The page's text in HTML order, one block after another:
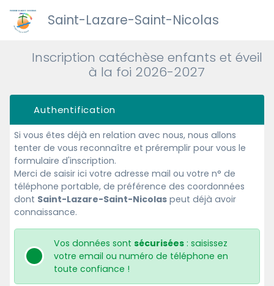
Saint-Lazare-Saint-Nicolas
Inscription catéchèse enfants et éveil
à la foi 2026-2027
Authentification
Si vous êtes déjà en relation avec nous, nous allons
tenter de vous reconnaître et préremplir pour vous le
formulaire d'inscription.
Merci de saisir ici votre adresse mail ou votre n° de
téléphone portable, de préférence des coordonnées
dont Saint-Lazare-Saint-Nicolas peut déjà avoir
connaissance.
Vos données sontsécurisées : saisissez
votre email ou numéro de téléphone en
toute confiance !